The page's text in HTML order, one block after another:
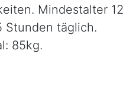
Mindestalter 12
Stunden täglich.
85kg.